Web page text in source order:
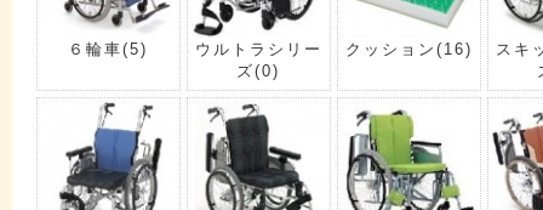
６輪車(5)
ウルトラシリー
ズ(0)
クッション (16)
スキ